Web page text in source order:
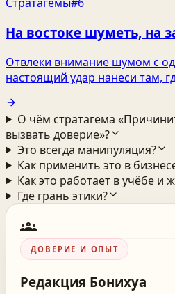
На востоке шуметь, на
Отвлеки внимание шумом с
настоящий удар нанеси там,
О чём стратагема
вызвать доверие»?
Это всегда манипуляция?
Как применить это в
Как это работает в учёбе и
Где грань этики?
groups
ДОВЕРИЕ И ОПЫТ
Редакция Бонихуа